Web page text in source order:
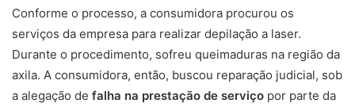
Conforme o processo, a consumidora procurou os
serviços da empresa para realizar depilação a laser.
Durante o procedimento, sofreu queimaduras na região da
axila. A consumidora, então, buscou reparação judicial, sob
a alegação de falha na prestação de serviço por parte da